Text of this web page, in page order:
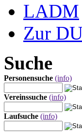
LADM
Zur
Suche
Personensuche (info)
Vereinssuche (info)
Laufsuche (info)